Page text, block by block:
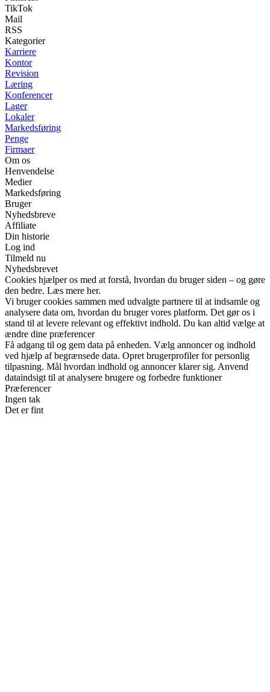
TikTok
Mail
RSS
Kategorier
Karriere
Kontor
Revision
Læring
Konferencer
Lager
Lokaler
Markedsføring
Penge
Firmaer
Om os
Henvendelse
Medier
Markedsføring
Bruger
Nyhedsbreve
Affiliate
Din historie
Log ind
Tilmeld nu
Nyhedsbrevet
Cookies hjælper os med at forstå, hvordan du bruger siden – og gøre
den bedre. Læs mere her.
Vi bruger cookies sammen med udvalgte partnere til at indsamle og
analysere data om, hvordan du bruger vores platform. Det gør os i
stand til at levere relevant og effektivt indhold. Du kan altid vælge at
ændre dine præferencer
Få adgang til og gem data på enheden. Vælg annoncer og indhold
ved hjælp af begrænsede data. Opret brugerprofiler for personlig
tilpasning. Mål hvordan indhold og annoncer klarer sig. Anvend
dataindsigt til at analysere brugere og forbedre funktioner
Præferencer
Ingen tak
Det er fint